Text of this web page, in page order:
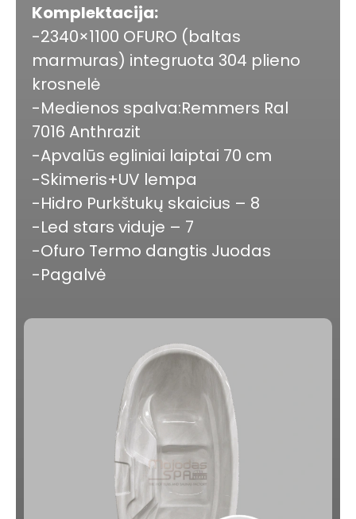
Komplektacija:
-2340×1100 OFURO (baltas
marmuras) integruota 304 plieno
krosnelė
-Medienos spalva:Remmers Ral
7016 Anthrazit
-Apvalūs egliniai laiptai 70 cm
-Skimeris+UV lempa
-Hidro Purkštukų skaicius – 8
-Led stars viduje – 7
-Ofuro Termo dangtis Juodas
-Pagalvė